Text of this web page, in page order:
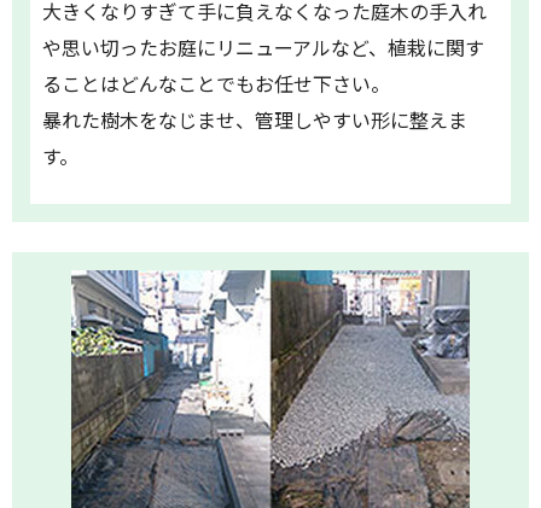
大きくなりすぎて手に負えなくなった庭木の手入れ
や思い切ったお庭にリニューアルなど、植栽に関す
ることはどんなことでもお任せ下さい。
暴れた樹木をなじませ、管理しやすい形に整えま
す。